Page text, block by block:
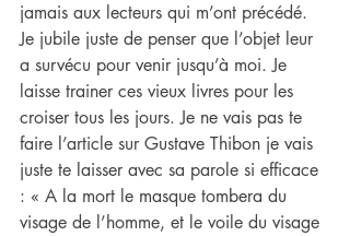
jamais aux lecteurs qui m’ont précédé.
Je jubile juste de penser que l’objet leur
a survécu pour venir jusqu’à moi. Je
laisse trainer ces vieux livres pour les
croiser tous les jours. Je ne vais pas te
faire l’article sur Gustave Thibon je vais
juste te laisser avec sa parole si efficace
: « A la mort le masque tombera du
visage de l’homme, et le voile du visage